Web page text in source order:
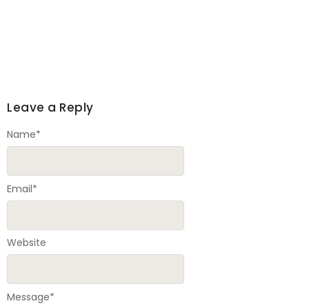
Leave a Reply
Message*
Name*
Email*
Website